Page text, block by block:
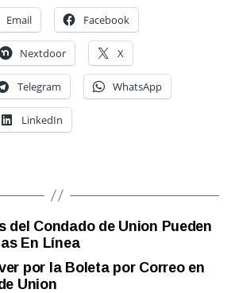
Email Facebook
Nextdoor X
Telegram WhatsApp
LinkedIn
del Condado de Union Pueden
En Línea
por la Boleta por Correo en
Union